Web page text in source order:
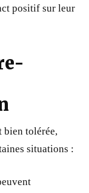
positif sur leur
bien tolérée,
situations :